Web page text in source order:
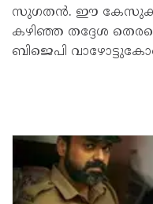
സുഗതൻ. ഈ കേസുകൾ
കഴിഞ്ഞ തദ്ദേശ
ബിജെപി